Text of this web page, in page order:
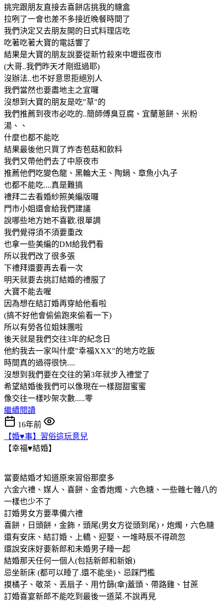
挑完跟朋友直接去喜餅店挑我的糖盒
拉咧了一會也差不多接近晚餐時間了
我們決定又去朋友開的日式料理店吃
吃著吃著大寶的電話響了
結果是大寶的朋友說要從新竹殺來中壢逛夜市
(大哥..我們昨天才剛逛過耶)
沒辦法..也不好意思拒絕別人
我們當然也要盡地主之宜囉
沒想到大寶的朋友是吃"草"的
我們推薦到夜市必吃的..簡師傅臭豆腐、宜蘭蔥餅、米粉
湯、、
什麼也都不能吃
結果最後他只買了炸杏苞菇和飲料
我們又帶他們去了中原夜市
推薦他們吃變色龍、黑輪大王、陶鍋、章魚小丸子
也都不能吃....真是難搞
禮拜二去看婚紗照美編版囉
門市小姐還會給我們建議
說哪些地方她不喜歡.很單調
我們覺得須不須要重改
也拿一些美編的DM給我們看
所以我們改了很多張
下禮拜還要再去看一次
明天就要去挑訂結婚的禮服了
大寶不能去喔
因為想在結訂婚再穿給他看啦
(搞不好他會偷偷跑來偷看一下)
所以有勞各位姐妹團啦
後天就是我們交往3年的紀念日
他約我去一家叫什麼"幸福XXX"的地方吃飯
時間真的過得很快....
沒想到我們要在交往的第3年就步入禮堂了
希望結婚後我們可以像現在一樣甜甜蜜蜜
像交往一樣吵架次數.....零
繼續閱讀
16年前
【婚♥事】習俗這玩意兒
【幸福♥結婚】
當要結婚才知道原來習俗那麼多
六金六禮、媒人、喜餅、金香炮燭、六色糖、一些雜七雜八的
一樣也少不了
訂婚男女方要準備六禮
喜餅，日頭餅，金飾，頭尾(男女方從頭到尾)，炮燭，六色糖
還有安床、結訂婚、上轎、迎娶、一堆時辰不得疏忽
還說安床好要新郎和未婚男子睡一起
結婚那天任何一個人(包括新郎和新娘)
忌坐新床 (都可以睡了.還不能坐)、忌踩門檻
摸橘子、敬茶、丟扇子、用竹篩(傘)蓋頭、帶路雞、甘蔗
訂婚喜宴新郎不能吃到最後一道菜.不說再見